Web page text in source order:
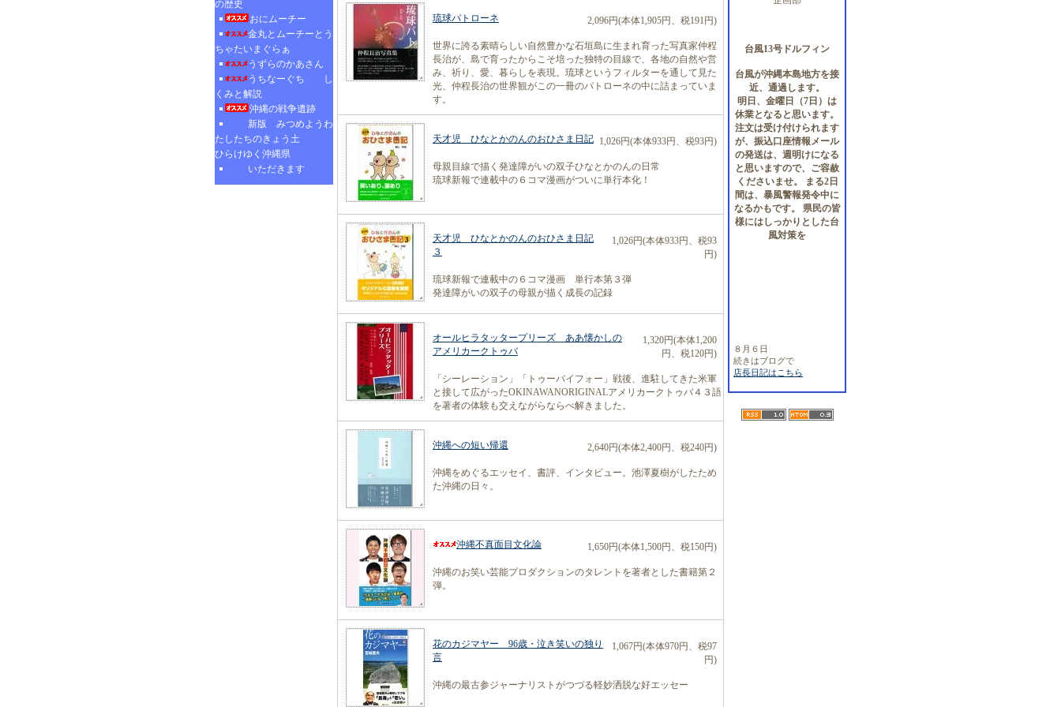
の歴史
おにムーチー
金丸とムーチーとう
ちゃたいまぐらぁ
うずらのかあさん
うちなーぐち し
くみと解説
沖縄の戦争遺跡
新版 みつめようわ
たしたちのきょう土
ひらけゆく沖縄県
いただきます
琉球パトローネ 2,096円(本体1,905円、税191円)
世界に誇る素晴らしい自然豊かな石垣島に生まれ育った写真家仲程
長治が、島で育ったからこそ培った独特の目線で、各地の自然や営
み、祈り、愛、暮らしを表現。琉球というフィルターを通して見た
光、仲程長治の世界観がこの一冊のパトローネの中に詰まっていま
す。
天才児 ひなとかのんのおひさま日記 1,026円(本体933円、税93円)
母親目線で描く発達障がいの双子ひなとかのんの日常
琉球新報で連載中の６コマ漫画がついに単行本化！
天才児 ひなとかのんのおひさま日記
３
1,026円(本体933円、税93
円)
琉球新報で連載中の６コマ漫画 単行本第３弾
発達障がいの双子の母親が描く成長の記録
オールヒラタッタープリーズ ああ懐かしの
アメリカークトゥバ
1,320円(本体1,200
円、税120円)
「シーレーション」「トゥーバイフォー」戦後、進駐してきた米軍
と接して広がったOKINAWANORIGINALアメリカークトゥバ４３語
を著者の体験も交えながらならべ解きました。
沖縄への短い帰還 2,640円(本体2,400円、税240円)
沖縄をめぐるエッセイ、書評、インタビュー。池澤夏樹がしたため
た沖縄の日々。
沖縄不真面目文化論 1,650円(本体1,500円、税150円)
沖縄のお笑い芸能プロダクションのタレントを著者とした書籍第２
弾。
花のカジマヤー 96歳・泣き笑いの独り
言
1,067円(本体970円、税97
円)
沖縄の最古参ジャーナリストがつづる軽妙洒脱な好エッセー
台風13号ドルフィン
台風が沖縄本島地方を接
近、通過します。
明日、金曜日（7日）は
休業となると思います。
注文は受け付けられます
が、振込口座情報メール
の発送は、週明けになる
と思いますので、ご容赦
くださいませ。 まる2日
間は、暴風警報発令中に
なるかもです。 県民の皆
様にはしっかりとした台
風対策を
８月６日
続きはブログで
店長日記はこちら